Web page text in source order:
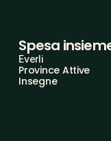
Spesa
Everli
Province Attive
Insegne